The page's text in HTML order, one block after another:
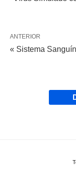
ANTERIOR
« Sistema